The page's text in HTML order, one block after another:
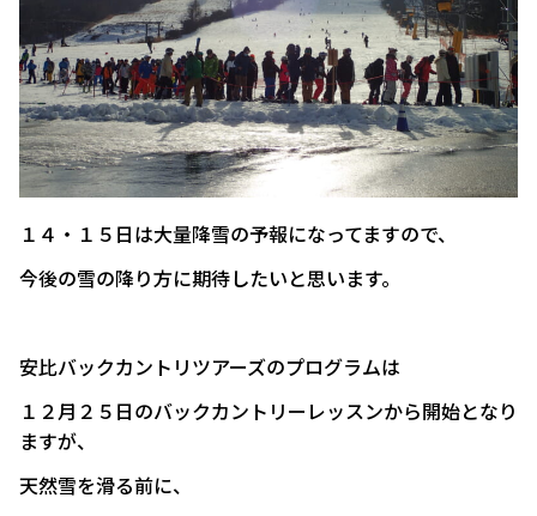
１４・１５日は大量降雪の予報になってますので、
今後の雪の降り方に期待したいと思います。
安比バックカントリツアーズのプログラムは
１２月２５日のバックカントリーレッスンから開始となり
ますが、
天然雪を滑る前に、